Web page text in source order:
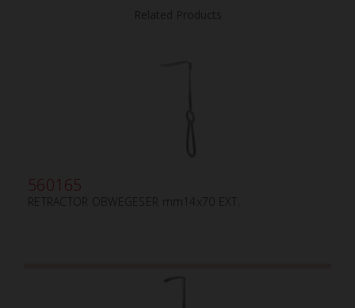
560165
RETRACTOR OBWEGESER mm14x70 EXT.